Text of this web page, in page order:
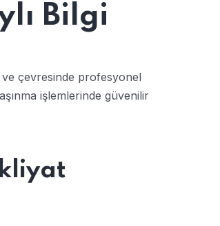
Bilgi
ve çevresinde profesyonel
işlemlerinde güvenilir